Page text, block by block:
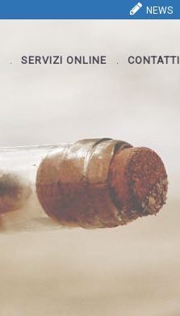
NEWS
SERVIZI ONLINE CONTATTI